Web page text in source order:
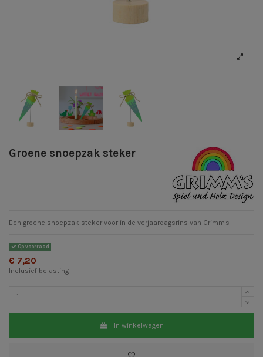
Groene snoepzak steker
Een groene snoepzak steker voor in de verjaardagsrins van Grimm's
Op voorraad
€ 7,20
Inclusief belasting
In winkelwagen